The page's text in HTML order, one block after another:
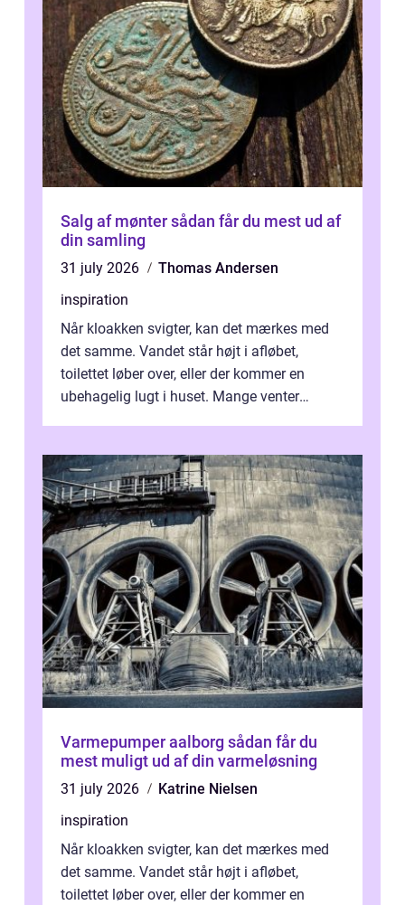
Salg af mønter sådan får du mest ud af
din samling
31 july 2026
Thomas Andersen
inspiration
Når kloakken svigter, kan det mærkes med
det samme. Vandet står højt i afløbet,
toilettet løber over, eller der kommer en
ubehagelig lugt i huset. Mange venter
Varmepumper aalborg sådan får du
mest muligt ud af din varmeløsning
31 july 2026
Katrine Nielsen
inspiration
Når kloakken svigter, kan det mærkes med
det samme. Vandet står højt i afløbet,
toilettet løber over, eller der kommer en